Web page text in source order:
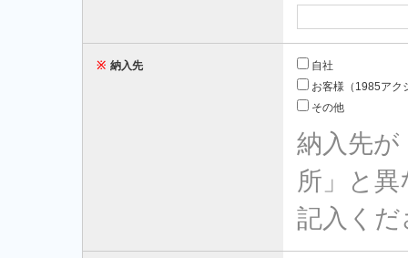
※ 納入先
自社
お客様（1985アク
その他
納入先
所」と
記入くだ